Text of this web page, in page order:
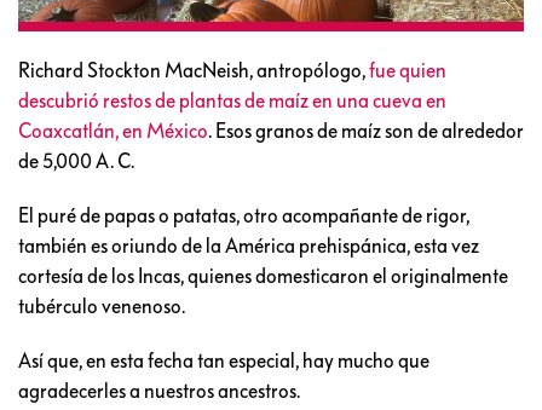
Richard Stockton MacNeish, antropólogo,fue quien
descubrió restos de plantas de maíz en una cueva en
Coaxcatlán, en México. Esos granos de maíz son de alrededor
de 5,000 A. C.
El puré de papas o patatas, otro acompañante de rigor,
también es oriundo de la América prehispánica, esta vez
cortesía de los Incas, quienes domesticaron el originalmente
tubérculo venenoso.
Así que, en esta fecha tan especial, hay mucho que
agradecerles a nuestros ancestros.